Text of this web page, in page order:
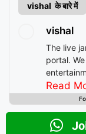
vishal के बारे में
vishal
The live
portal.
decision-
Read